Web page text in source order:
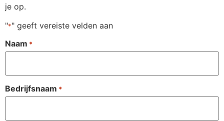
je op.
"*" geeft vereiste velden aan
Naam *
Bedrijfsnaam *